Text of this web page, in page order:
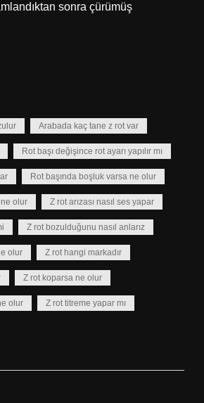
sonra çürümüş
Arabada kaç tane z rot var
Rot başı değişince rot ayarı yapılır mı
Rot başında boşluk varsa ne olur
ne olur Z rot arızası nasıl ses yapar
Z rot bozulduğunu nasıl anlarız
olur Z rot hangi markadır
Z rot koparsa ne olur
olur Z rot titreme yapar mı